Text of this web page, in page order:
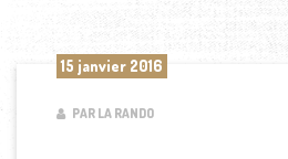
15 janvier 2016
PAR LA RANDO